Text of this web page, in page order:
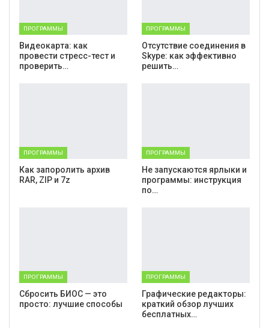
ПРОГРАММЫ
Видеокарта: как
провести стресс-тест и
проверить…
ПРОГРАММЫ
Отсутствие соединения в
Skype: как эффективно
решить…
ПРОГРАММЫ
Как запоролить архив
RAR, ZIP и 7z
ПРОГРАММЫ
Не запускаются ярлыки и
программы: инструкция
по…
ПРОГРАММЫ
Cбросить БИОС — это
просто: лучшие способы
ПРОГРАММЫ
Графические редакторы:
краткий обзор лучших
бесплатных…